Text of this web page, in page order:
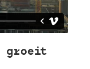
groeit